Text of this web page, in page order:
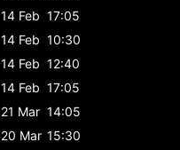
14 Feb 17:05
14 Feb 10:30
14 Feb 12:40
14 Feb 17:05
21 Mar 14:05
20 Mar 15:30